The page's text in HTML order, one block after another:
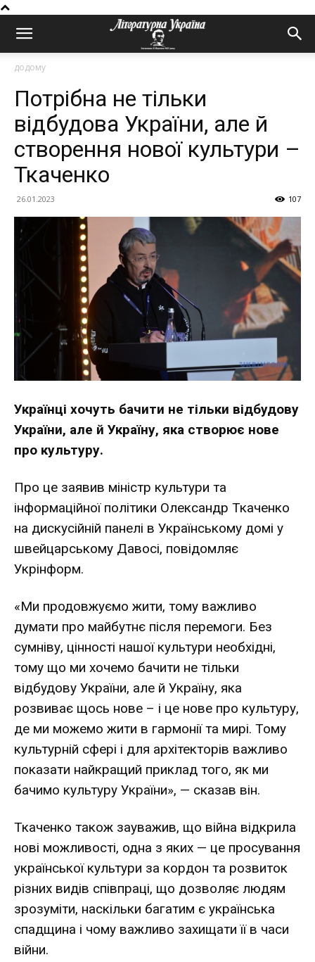
додому
Потрібна не тільки
відбудова України, але й
створення нової культури –
Ткаченко
26.01.2023 107
Українці хочуть бачити не тільки відбудову
України, але й Україну, яка створює нове
про культуру.
Про це заявив міністр культури та
інформаційної політики Олександр Ткаченко
на дискусійній панелі в Українському домі у
швейцарському Давосі, повідомляє
Укрінформ.
«Ми продовжуємо жити, тому важливо
думати про майбутнє після перемоги. Без
сумніву, цінності нашої культури необхідні,
тому що ми хочемо бачити не тільки
відбудову України, але й Україну, яка
розвиває щось нове – і це нове про культуру,
де ми можемо жити в гармонії та мирі. Тому
культурній сфері і для архітекторів важливо
показати найкращий приклад того, як ми
бачимо культуру України», — сказав він.
Ткаченко також зауважив, що війна відкрила
нові можливості, одна з яких — це просування
української культури за кордон та розвиток
різних видів співпраці, що дозволяє людям
зрозуміти, наскільки багатим є українська
спадщина і чому важливо захищати її в часи
війни.